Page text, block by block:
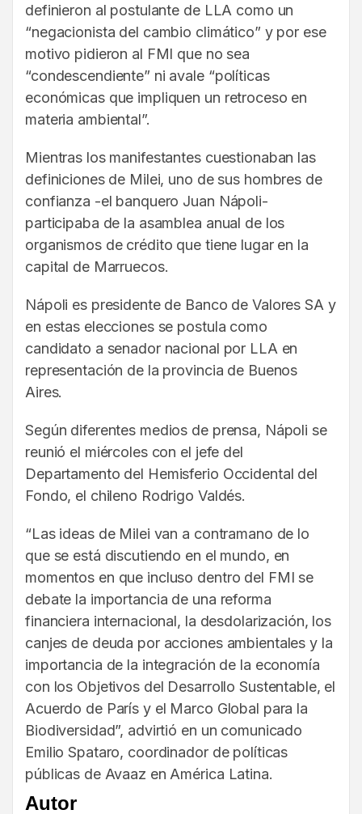
definieron al postulante de LLA como un
“negacionista del cambio climático” y por ese
motivo pidieron al FMI que no sea
“condescendiente” ni avale “políticas
económicas que impliquen un retroceso en
materia ambiental”.
Mientras los manifestantes cuestionaban las
definiciones de Milei, uno de sus hombres de
confianza -el banquero Juan Nápoli-
participaba de la asamblea anual de los
organismos de crédito que tiene lugar en la
capital de Marruecos.
Nápoli es presidente de Banco de Valores SA y
en estas elecciones se postula como
candidato a senador nacional por LLA en
representación de la provincia de Buenos
Aires.
Según diferentes medios de prensa, Nápoli se
reunió el miércoles con el jefe del
Departamento del Hemisferio Occidental del
Fondo, el chileno Rodrigo Valdés.
“Las ideas de Milei van a contramano de lo
que se está discutiendo en el mundo, en
momentos en que incluso dentro del FMI se
debate la importancia de una reforma
financiera internacional, la desdolarización, los
canjes de deuda por acciones ambientales y la
importancia de la integración de la economía
con los Objetivos del Desarrollo Sustentable, el
Acuerdo de París y el Marco Global para la
Biodiversidad”, advirtió en un comunicado
Emilio Spataro, coordinador de políticas
públicas de Avaaz en América Latina.
Autor